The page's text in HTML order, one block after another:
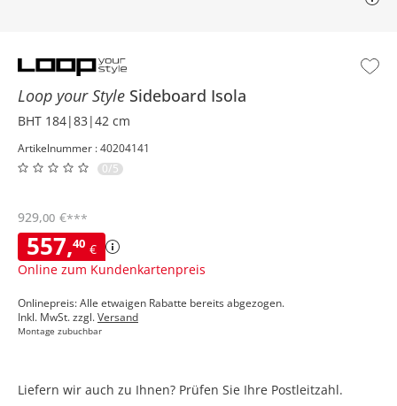
Loop your Style Sideboard Isola
BHT 184|83|42 cm
Artikelnummer : 40204141
0/5
557,40 €
Online zum Kundenkartenpreis
929,00 €***
Onlinepreis: Alle etwaigen Rabatte bereits abgezogen.
Inkl. MwSt. zzgl.Versand
Montage zubuchbar
Liefern wir auch zu Ihnen? Prüfen Sie Ihre Postleitzahl.